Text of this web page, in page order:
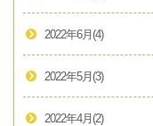
2022年6月 (4)
2022年5月 (3)
2022年4月 (2)